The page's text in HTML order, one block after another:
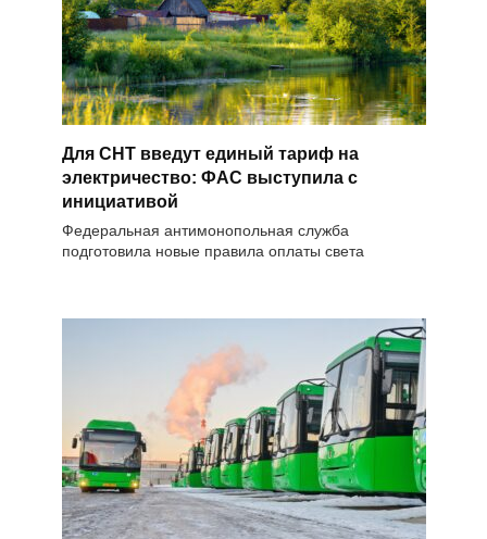
Для СНТ введут единый тариф на
электричество: ФАС выступила с
инициативой
Федеральная антимонопольная служба
подготовила новые правила оплаты света